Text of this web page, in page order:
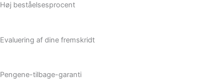
Høj beståelsesprocent
Evaluering af dine fremskridt
Pengene-tilbage-garanti